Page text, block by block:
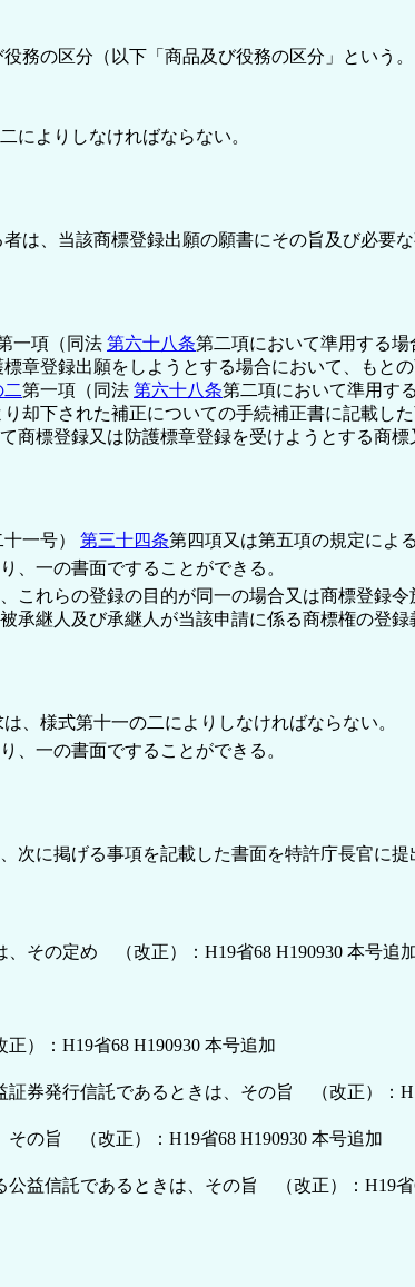
務の区分（以下「商品及び役務の区分」という
によりしなければならない。
は、当該商標登録出願の願書にその旨及び必要
一項（同法 第六十八条第二項において準用する
章登録出願をしようとする場合において、もと
第一項（同法 第六十八条第二項において準用す
却下された補正についての手続補正書に記載し
標登録又は防護標章登録を受けようとする商
一号） 第三十四条第四項又は第五項の規定によ
一の書面ですることができる。
れらの登録の目的が同一の場合又は商標登録
承継人及び承継人が当該申請に係る商標権の登
、様式第十一の二によりしなければならない。
一の書面ですることができる。
に掲げる事項を記載した書面を特許庁長官に提
その定め （改正）：H19省68 H190930 本号追
）：H19省68 H190930 本号追加
証券発行信託であるときは、その旨 （改正）：
の旨 （改正）：H19省68 H190930 本号追加
公益信託であるときは、その旨 （改正）：H19省